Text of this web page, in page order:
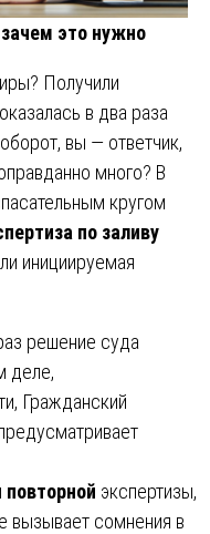
это нужно
Получили
в два раза
вы — ответчик,
много? В
кругом
по заливу
инициируемая
решение суда
деле,
Гражданский
повторной экспертизы,
вызывает сомнения в